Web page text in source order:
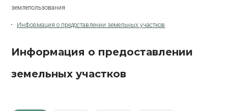
Генеральный план
О Сыктывкаре
землепользования
Информация о предоставлении земельных участков
Информация о предоставлении
земельных участков